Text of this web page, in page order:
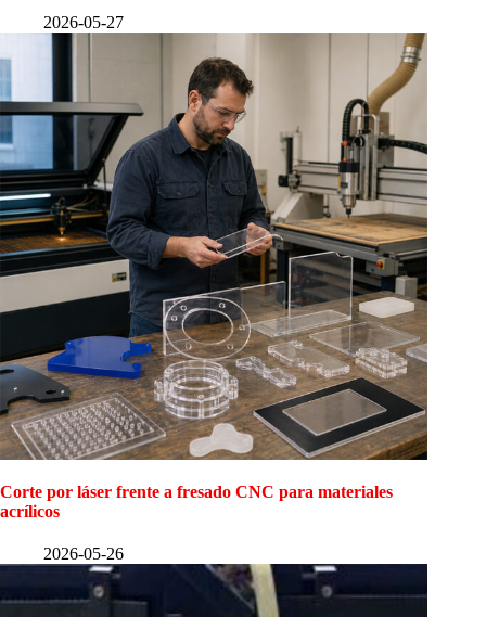
2026-05-27
Corte por láser frente a fresado CNC para materiales
acrílicos
2026-05-26